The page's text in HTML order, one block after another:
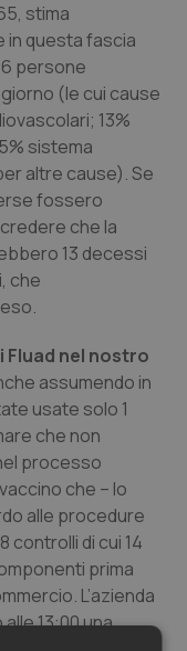
stima
in questa fascia
persone
(le cui cause
13%
sistema
altre cause). Se
fossero
credere che la
13 decessi
che
nel nostro
assumendo in
usate solo 1
che non
processo
che – lo
alle procedure
controlli di cui 14
prima
L’azienda
13:00 una